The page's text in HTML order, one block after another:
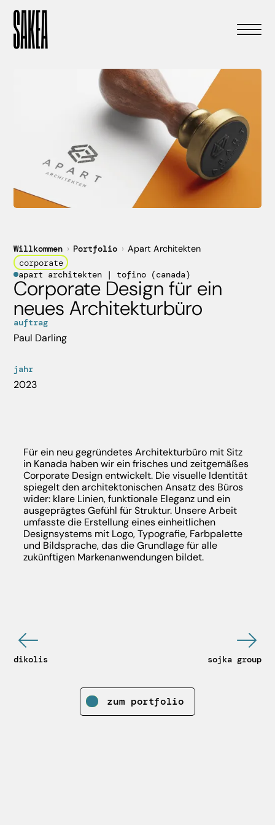
Willkommen › Portfolio › Apart Architekten
corporate
apart architekten | tofino (canada)
Corporate Design für ein
neues Architekturbüro
auftrag
Paul Darling
jahr
2023
Für ein neu gegründetes Architekturbüro mit Sitz
in Kanada haben wir ein frisches und zeitgemäßes
Corporate Design entwickelt. Die visuelle Identität
spiegelt den architektonischen Ansatz des Büros
wider: klare Linien, funktionale Eleganz und ein
ausgeprägtes Gefühl für Struktur. Unsere Arbeit
umfasste die Erstellung eines einheitlichen
Designsystems mit Logo, Typografie, Farbpalette
und Bildsprache, das die Grundlage für alle
zukünftigen Markenanwendungen bildet.
dikolis sojka group
zum portfolio